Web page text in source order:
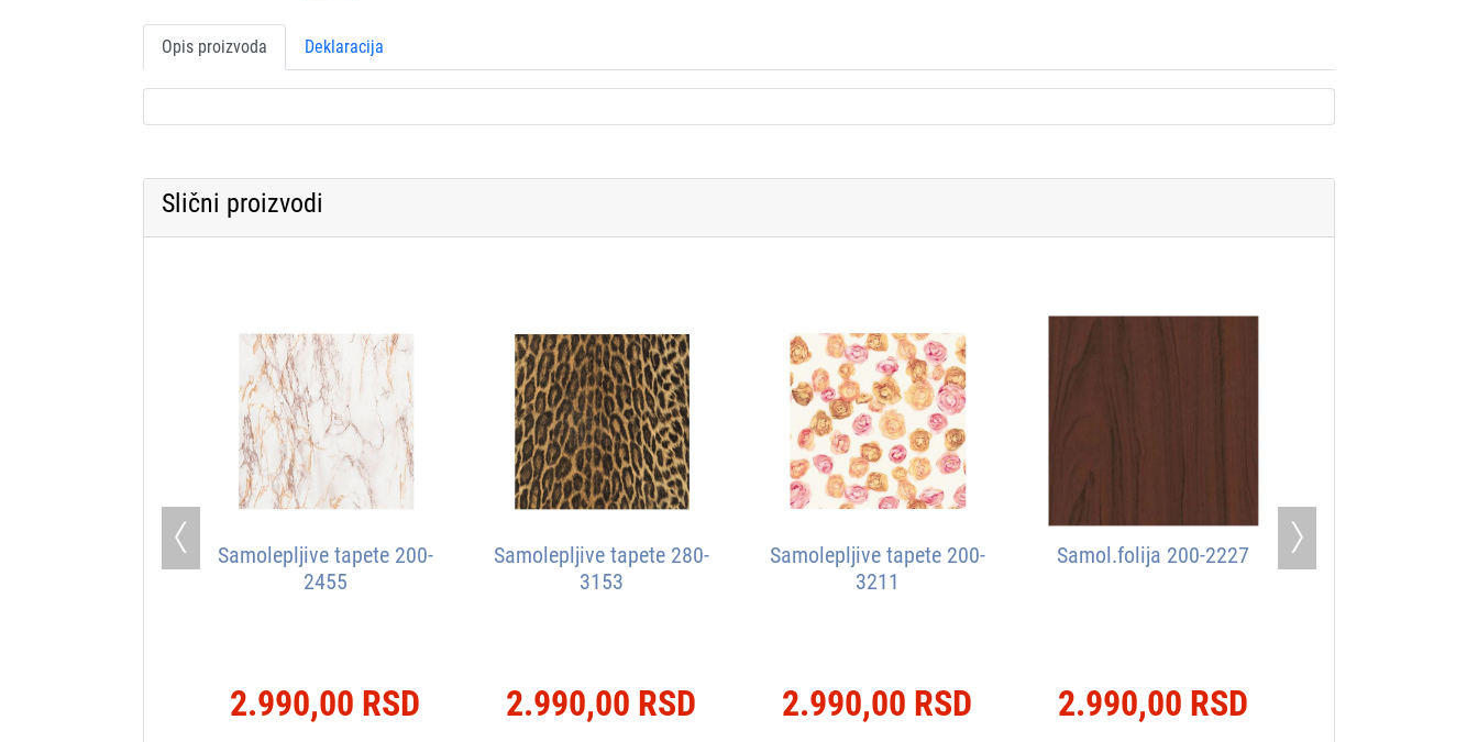
Opis proizvoda Deklaracija
Slični proizvodi
Samolepljive tapete 200-
2455
2.990,00 RSD
Samolepljive tapete 280-
3153
2.990,00 RSD
Samolepljive tapete 200-
3211
2.990,00 RSD
Samol.folija 200-2227
2.990,00 RSD
Previous Next